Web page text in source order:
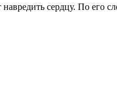
сердцу. По его